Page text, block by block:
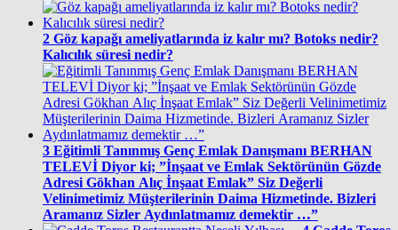
2 Göz kapağı ameliyatlarında iz kalır mı? Botoks nedir?
Kalıcılık süresi nedir?
3 Eğitimli Tanınmış Genç Emlak Danışmanı BERHAN
TELEVİ Diyor ki; ”İnşaat ve Emlak Sektörünün Gözde
Adresi Gökhan Alıç İnşaat Emlak” Siz Değerli
Velinimetimiz Müşterilerinin Daima Hizmetinde. Bizleri
Aramanız Sizler Aydınlatmamız demektir …”